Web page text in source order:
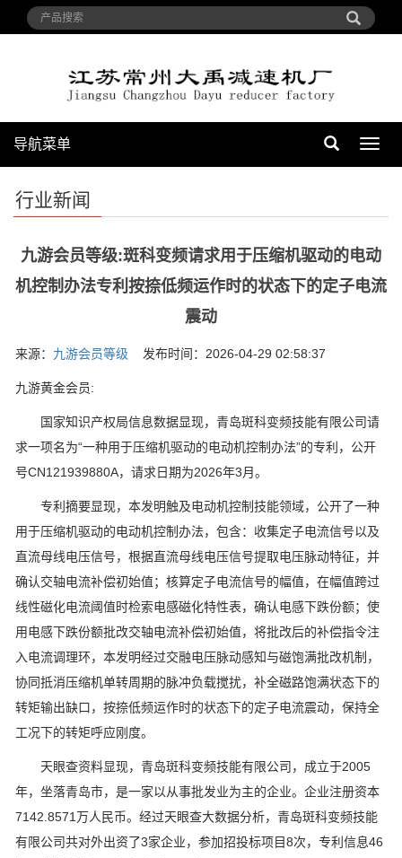
导
导航菜单
行业新闻
九游会员等级:斑科变频请求用于压缩机驱动的电动
机控制办法专利按捺低频运作时的状态下的定子电流
震动
来源： 九游会员等级 发布时间：2026-04-29 02:58:37
九游黄金会员:
国家知识产权局信息数据显现，青岛斑科变频技能有限公司请
求一项名为“一种用于压缩机驱动的电动机控制办法”的专利，公开
号CN121939880A，请求日期为2026年3月。
专利摘要显现，本发明触及电动机控制技能领域，公开了一种
用于压缩机驱动的电动机控制办法，包含：收集定子电流信号以及
直流母线电压信号，根据直流母线电压信号提取电压脉动特征，并
确认交轴电流补偿初始值；核算定子电流信号的幅值，在幅值跨过
线性磁化电流阈值时检索电感磁化特性表，确认电感下跌份额；使
用电感下跌份额批改交轴电流补偿初始值，将批改后的补偿指令注
入电流调理环，本发明经过交融电压脉动感知与磁饱满批改机制，
协同抵消压缩机单转周期的脉冲负载搅扰，补全磁路饱满状态下的
转矩输出缺口，按捺低频运作时的状态下的定子电流震动，保持全
工况下的转矩呼应刚度。
天眼查资料显现，青岛斑科变频技能有限公司，成立于2005
年，坐落青岛市，是一家以从事批发业为主的企业。企业注册资本
7142.8571万人民币。经过天眼查大数据分析，青岛斑科变频技能
有限公司共对外出资了3家企业，参加招投标项目8次，专利信息46